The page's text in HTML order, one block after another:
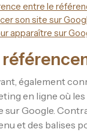
entre le
son site sur
apparaître sur
également
en ligne où
sur Google.
et des balises